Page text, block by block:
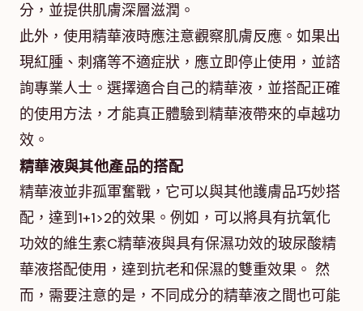
分，並提供肌膚深層滋潤。
此外，使用精華液時應注意觀察肌膚反應。如果出
現紅腫、刺痛等不適症狀，應立即停止使用，並諮
詢專業人士。選擇適合自己的精華液，並搭配正確
的使用方法，才能真正體驗到精華液帶來的卓越功
效。
精華液與其他產品的搭配
精華液並非孤軍奮戰，它可以與其他護膚品巧妙搭
配，達到1+1>2的效果。例如，可以將具有抗氧化
功效的維生素C精華液與具有保濕功效的玻尿酸精
華液搭配使用，達到抗老和保濕的雙重效果。 然
而，需要注意的是，不同成分的精華液之間也可能